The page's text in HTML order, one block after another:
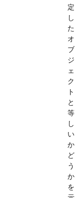
定
し
た
オ
ブ
ジ
ェ
ク
ト
と
等
し
い
か
ど
う
か
を